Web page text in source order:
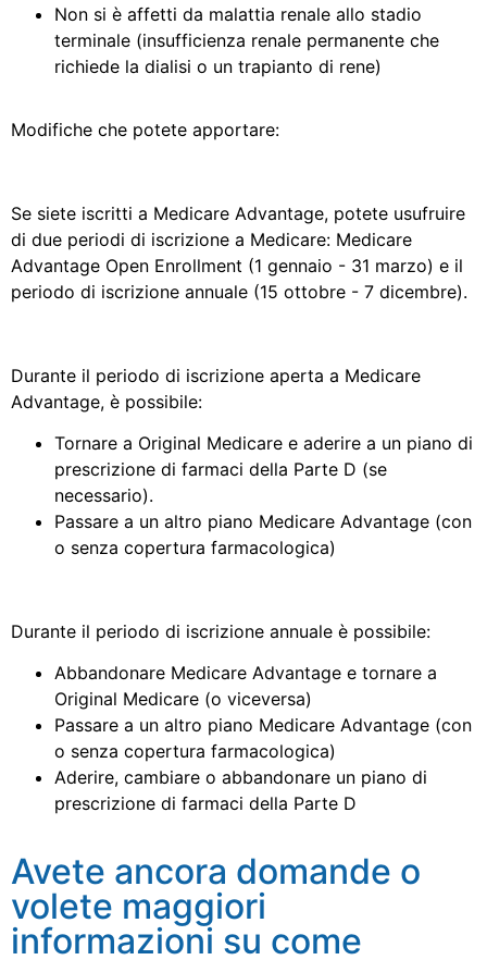
Non si è affetti da malattia renale allo stadio
terminale (insufficienza renale permanente che
richiede la dialisi o un trapianto di rene)
Modifiche che potete apportare:
Se siete iscritti a Medicare Advantage, potete usufruire
di due periodi di iscrizione a Medicare: Medicare
Advantage Open Enrollment (1 gennaio - 31 marzo) e il
periodo di iscrizione annuale (15 ottobre - 7 dicembre).
Durante il periodo di iscrizione aperta a Medicare
Advantage, è possibile:
Tornare a Original Medicare e aderire a un piano di
prescrizione di farmaci della Parte D (se
necessario).
Passare a un altro piano Medicare Advantage (con
o senza copertura farmacologica)
Durante il periodo di iscrizione annuale è possibile:
Abbandonare Medicare Advantage e tornare a
Original Medicare (o viceversa)
Passare a un altro piano Medicare Advantage (con
o senza copertura farmacologica)
Aderire, cambiare o abbandonare un piano di
prescrizione di farmaci della Parte D
Avete ancora domande o
volete maggiori
informazioni su come